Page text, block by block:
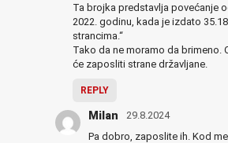
Ta brojka predstavlja povećanje
2022. godinu, kada je izdato
strancima.“
Tako da ne moramo da brimeno.
će zaposliti strane državljane.
REPLY
Milan 29.8.2024
Pa dobro, zaposlite ih. Kod